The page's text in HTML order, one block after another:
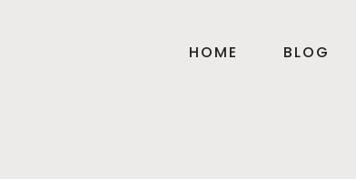
HOME BLOG